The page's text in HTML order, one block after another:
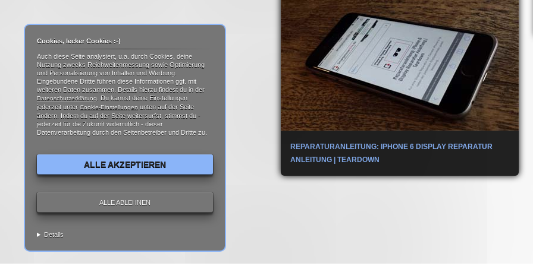
REPARATURANLEITUNG: IPHONE 6 DISPLAY REPARATUR
ANLEITUNG | TEARDOWN
Cookies, lecker Cookies :-)
Auch diese Seite analysiert, u.a. durch Cookies, deine
Nutzung zwecks Reichweitenmessung sowie Optimierung
und Personalisierung von Inhalten und Werbung.
Eingebundene Dritte führen diese Informationen ggf. mit
weiteren Daten zusammen. Details hierzu findest du in der
Datenschutzerklärung
. Du kannst deine Einstellungen
jederzeit unter Cookie-Einstellungen unten auf der Seite
ändern. Indem du auf der Seite weitersurfst, stimmst du -
jederzeit für die Zukunft widerruflich - dieser
Datenverarbeitung durch den Seitenbetreiber und Dritte zu.
ALLE AKZEPTIEREN
ALLE ABLEHNEN
Details